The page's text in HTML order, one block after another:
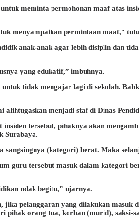
meminta permohonan maaf atas
menyampaikan permintaan maaf,”
anak-anak agar lebih disiplin dan
yang edukatif,” imbuhnya.
tidak mengajar lagi di sekolah.
menjadi staf di Dinas
tersebut, pihaknya akan
Surabaya.
(kategori) berat. Maka
guru tersebut masuk dalam kategori
ndak begitu,” ujarnya.
pelanggaran yang dilakukan masuk
pihak orang tua, korban (murid), saksi-